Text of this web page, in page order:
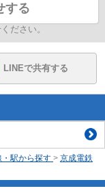
する
ださい。
LINEで共有する
駅から探す > 京成電鉄